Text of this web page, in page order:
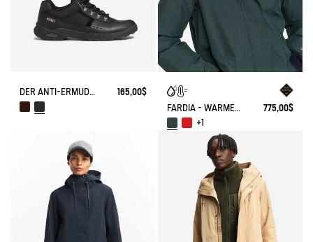
DER ANTI-ERMÜDUNGSSCHUH.
165,00$
FARDIA - WARMER GORE-TEX® PARKA
775,00$
+1